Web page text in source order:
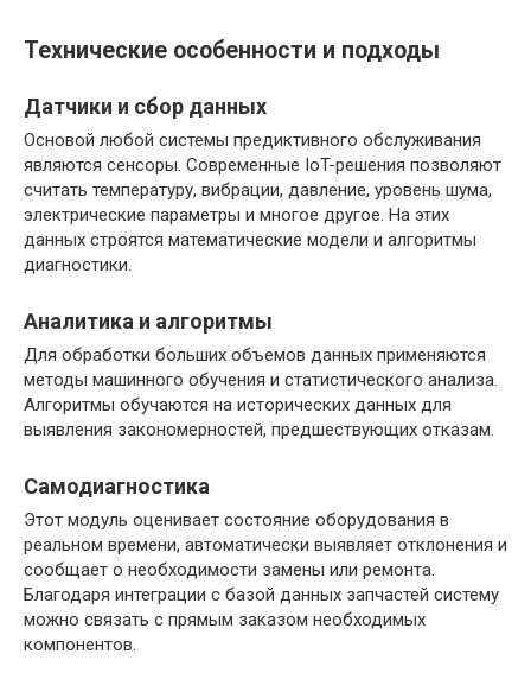
Технические особенности и подходы
Датчики и сбор данных
Основой любой системы предиктивного обслуживания
являются сенсоры. Современные IoT-решения позволяют
считать температуру, вибрации, давление, уровень шума,
электрические параметры и многое другое. На этих
данных строятся математические модели и алгоритмы
диагностики.
Аналитика и алгоритмы
Для обработки больших объемов данных применяются
методы машинного обучения и статистического анализа.
Алгоритмы обучаются на исторических данных для
выявления закономерностей, предшествующих отказам.
Самодиагностика
Этот модуль оценивает состояние оборудования в
реальном времени, автоматически выявляет отклонения и
сообщает о необходимости замены или ремонта.
Благодаря интеграции с базой данных запчастей систему
можно связать с прямым заказом необходимых
компонентов.